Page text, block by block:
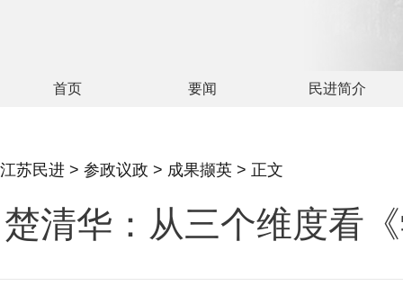
首页 要闻 民进简介
江苏民进 > 参政议政 > 成果撷英 > 正文
楚清华：从三个维度看